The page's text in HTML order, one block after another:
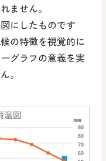
ません。
にしたものです
の特徴を視覚的に
グラフの意義を実
。